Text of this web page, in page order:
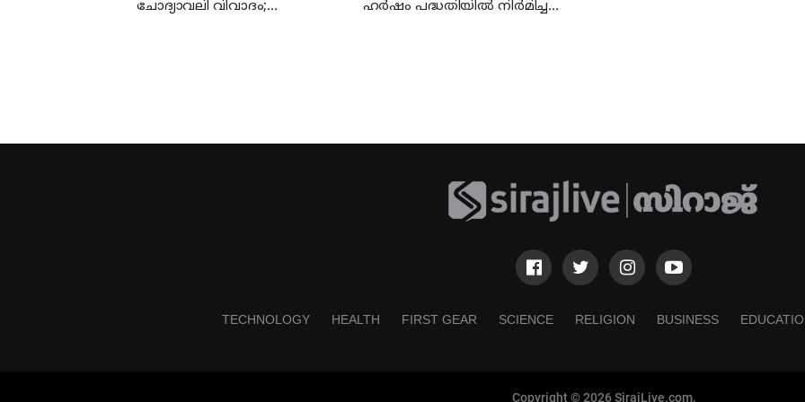
ചോദ്യാവലി വിവാദം;
ഹര്‍ഷം പദ്ധതിയില്‍ നിര്‍മിച്ച
TECHNOLOGY HEALTH FIRST GEAR SCIENCE RELIGION BUSINESS
Copyright © 2026 SirajLive.com.